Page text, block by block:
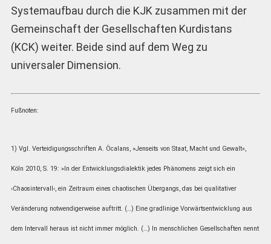
Systemaufbau durch die KJK zusammen mit der
Gemeinschaft der Gesellschaften Kurdistans
(KCK) weiter. Beide sind auf dem Weg zu
universaler Dimension.
Fußnoten:
1) Vgl. Verteidigungsschriften A. Öcalans, »Jenseits von Staat, Macht und Gewalt«,
Köln 2010, S. 19: »In der Entwicklungsdialektik jedes Phänomens zeigt sich ein
›Chaosintervall‹, ein Zeitraum eines chaotischen Übergangs, das bei qualitativer
Veränderung notwendigerweise auftritt. (…) Eine gradlinige Vorwärtsentwicklung aus
dem Intervall heraus ist nicht immer möglich. (…) In menschlichen Gesellschaften nennt